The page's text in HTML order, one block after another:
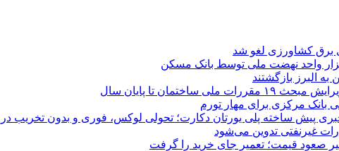
برق کشاورزی لغو شد
ساختمان تا پایان سال
بانک مرکزی برای مهار تورم
گچبری پیش ساخته پلی یورتان دکارت؛ تحولی لوکس، فوری و بدون تخریب
غیرنفتی تدوین می‌شود
صعود قیمت؛ تعمیر جای خرید را گرفت